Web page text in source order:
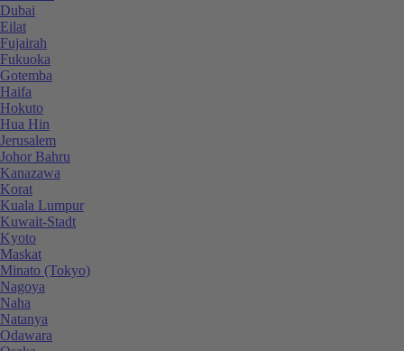
Dubai
Eilat
Fujairah
Fukuoka
Gotemba
Haifa
Hokuto
Hua Hin
Jerusalem
Johor Bahru
Kanazawa
Korat
Kuala Lumpur
Kuwait-Stadt
Kyoto
Maskat
Minato (Tokyo)
Nagoya
Naha
Natanya
Odawara